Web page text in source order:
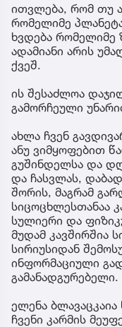
ითვლება, რომ თუ
რომელიმე
ხვდება
ადამიანი არის
ქვეშ.
ის შესაძლოა
გამორჩეული
ახლა ჩვენ
ანუ ვიმყოფებით
გუშინდელსა და
და ჩასვლას,
შორის, მაგრამ
სიცოცხლესთანაა
სულიერი და
მუდამ კავშირშია
სირიუსიდან
ინფორმაციული
გამანადგურებელი.
ელენა
ჩვენი კარმის